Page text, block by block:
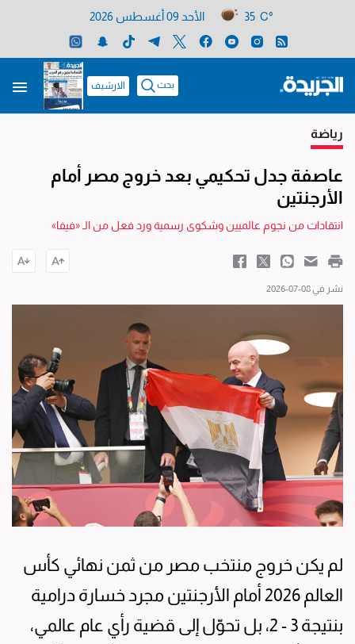
35 C° الأحد 09 أغسطس 2026
بحث الارشيف
رياضة
عاصفة جدل تحكيمي بعد خروج مصر أمام
الأرجنتين
انتقادات من نجوم عالميين وشكوى رسمية ورد فعل من الـ «فيفا»
نشر في 08-07-2026
لم يكن خروج منتخب مصر من ثمن نهائي كأس
العالم 2026 أمام الأرجنتين مجرد خسارة درامية
بنتيجة 3 - 2، بل تحوّل إلى قضية رأي عام عالمي،